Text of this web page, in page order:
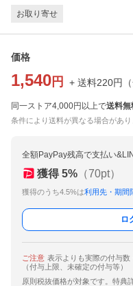
お取り寄せ
価格
1,540 円 + 送料220円 （
同一ストア4,000円以上で送料無
条件により送料が異なる場合があり
全額PayPay残高で支払い
獲得 5% （70pt）
獲得のうち4.5%は利用先・期間
ロ
ご注意 表示よりも実際の付与数
（付与上限、未確定の付与等）
原則税抜価格が対象です。特典